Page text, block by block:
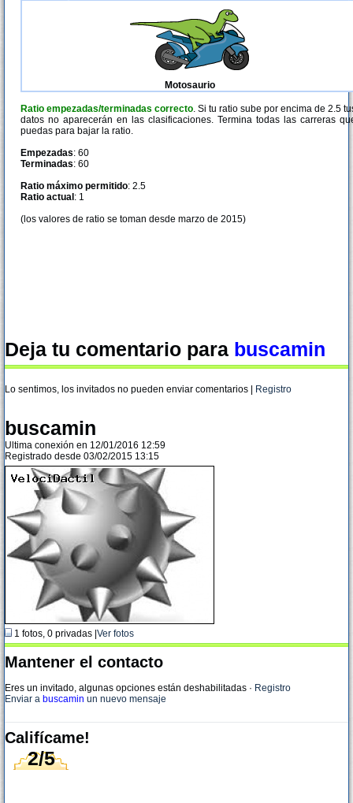
Motosaurio
Ratio empezadas/terminadas correcto. Si tu ratio sube por encima de 2.5
datos no aparecerán en las clasificaciones. Termina todas las carreras
puedas para bajar la ratio.
Empezadas: 60
Terminadas: 60
Ratio máximo permitido: 2.5
Ratio actual : 1
(los valores de ratio se toman desde marzo de 2015)
Deja tu comentario para buscamin
Lo sentimos, los invitados no pueden enviar comentarios | Registro
buscamin
Ultima conexión en 12/01/2016 12:59
Registrado desde 03/02/2015 13:15
1 fotos, 0 privadas | Ver fotos
Mantener el contacto
Eres un invitado, algunas opciones están deshabilitadas · Registro
Enviar a buscamin un nuevo mensaje
Califícame!
2/5